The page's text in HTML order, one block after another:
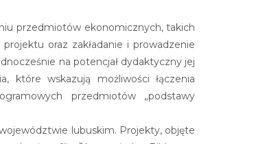
przedmiotów ekonomicznych, takich
oraz zakładanie i prowadzenie
na potencjał dydaktyczny jej
które wskazują możliwości łączenia
przedmiotów „podstawy
lubuskim. Projekty, objęte